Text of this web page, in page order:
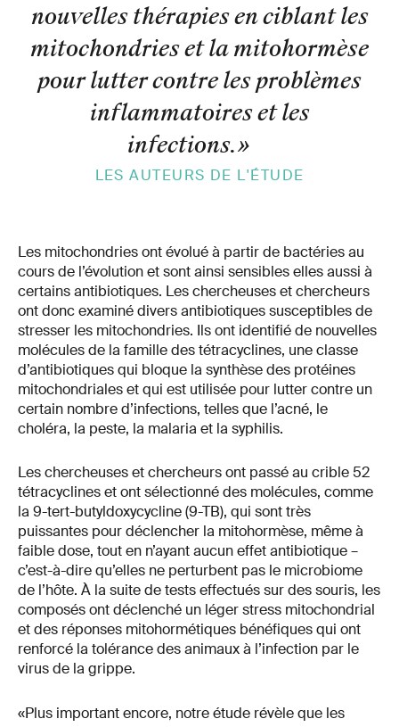
nouvelles thérapies en ciblant les
mitochondries et la mitohormèse
pour lutter contre les problèmes
inflammatoires et les
infections.»
LES AUTEURS DE L'ÉTUDE
Les mitochondries ont évolué à partir de bactéries au
cours de l’évolution et sont ainsi sensibles elles aussi à
certains antibiotiques. Les chercheuses et chercheurs
ont donc examiné divers antibiotiques susceptibles de
stresser les mitochondries. Ils ont identifié de nouvelles
molécules de la famille des tétracyclines, une classe
d’antibiotiques qui bloque la synthèse des protéines
mitochondriales et qui est utilisée pour lutter contre un
certain nombre d’infections, telles que l’acné, le
choléra, la peste, la malaria et la syphilis.
Les chercheuses et chercheurs ont passé au crible 52
tétracyclines et ont sélectionné des molécules, comme
la 9-tert-butyldoxycycline (9-TB), qui sont très
puissantes pour déclencher la mitohormèse, même à
faible dose, tout en n’ayant aucun effet antibiotique –
c’est-à-dire qu’elles ne perturbent pas le microbiome
de l’hôte. À la suite de tests effectués sur des souris, les
composés ont déclenché un léger stress mitochondrial
et des réponses mitohormétiques bénéfiques qui ont
renforcé la tolérance des animaux à l’infection par le
virus de la grippe.
«Plus important encore, notre étude révèle que les